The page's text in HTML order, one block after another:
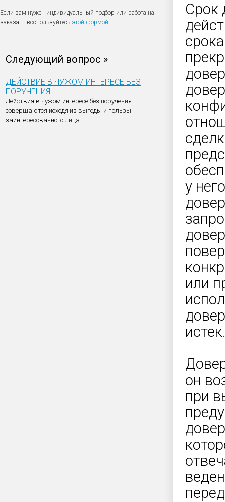
Если вам нужен индивидуальный подбор или работа на
заказа — воспользуйтесь этой формой.
Следующий вопрос »
ДЕЙСТВИЕ В ЧУЖОМ ИНТЕРЕСЕ БЕЗ
ПОРУЧЕНИЯ
Действия в чужом интересе без поручения
совершаются исходя из выгоды и пользы
заинтересованного лица
Срок
у
или
он
при